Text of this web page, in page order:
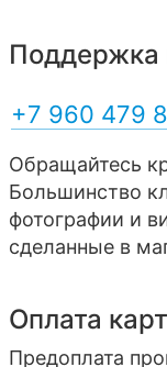
Поддержка
+7 960 479
Обращайтесь
Большинство
фотографии и
сделанные в
Оплата
Предоплата